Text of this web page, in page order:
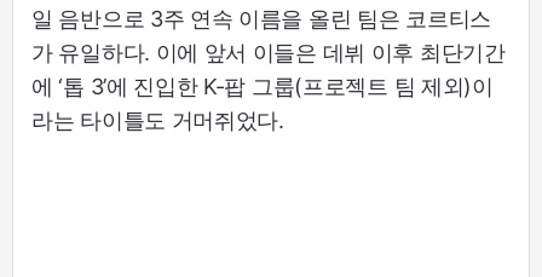
일 음반으로 3주 연속 이름을 올린 팀은 코르티스
가 유일하다. 이에 앞서 이들은 데뷔 이후 최단기간
에 ‘톱 3’에 진입한 K-팝 그룹(프로젝트 팀 제외)이
라는 타이틀도 거머쥐었다.